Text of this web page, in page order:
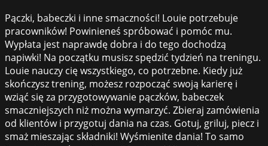
Pączki, babeczki i inne smaczności! Louie potrzebuje
pracowników! Powinieneś spróbować i pomóc mu.
Wypłata jest naprawdę dobra i do tego dochodzą
napiwki! Na początku musisz spędzić tydzień na treningu.
Louie nauczy cię wszystkiego, co potrzebne. Kiedy już
skończysz trening, możesz rozpocząć swoją karierę i
wziąć się za przygotowywanie pączków, babeczek
smaczniejszych niż można wymarzyć. Zbieraj zamówienia
od klientów i przygotuj dania na czas. Gotuj, griluj, piecz i
smaż mieszając składniki! Wyśmienite dania! To samo